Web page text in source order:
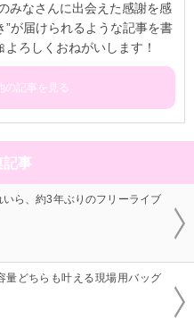
みなさんに出会えた感謝を感
”が届けられるような記事を書
ろしくおねがいします！
の記事を見る
記事
いら、約3年ぶりのフリーライブ
量どちらも叶える現場用バッグ